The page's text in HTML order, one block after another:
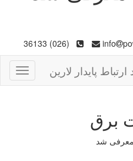
info
(026) 36133
برق
معرفی شد